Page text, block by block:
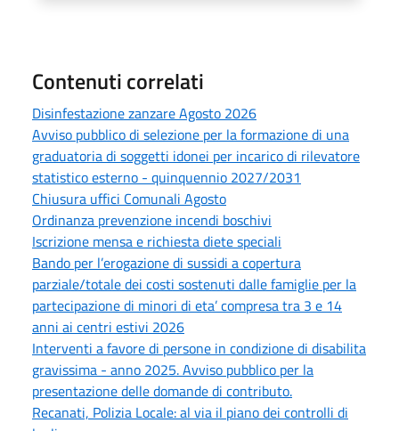
Contenuti correlati
Disinfestazione zanzare Agosto 2026
Avviso pubblico di selezione per la formazione di una
graduatoria di soggetti idonei per incarico di rilevatore
statistico esterno - quinquennio 2027/2031
Chiusura uffici Comunali Agosto
Ordinanza prevenzione incendi boschivi
Iscrizione mensa e richiesta diete speciali
Bando per l’erogazione di sussidi a copertura
parziale/totale dei costi sostenuti dalle famiglie per la
partecipazione di minori di eta’ compresa tra 3 e 14
anni ai centri estivi 2026
Interventi a favore di persone in condizione di disabilita
gravissima - anno 2025. Avviso pubblico per la
presentazione delle domande di contributo.
Recanati, Polizia Locale: al via il piano dei controlli di